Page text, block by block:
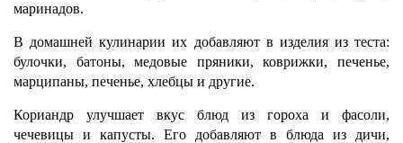
маринадов.
В домашней кулинарии их добавляют в изделия из теста:
булочки, батоны, медовые пряники, коврижки, печенье,
марципаны, печенье, хлебцы и другие.
Кориандр улучшает вкус блюд из гороха и фасоли,
чечевицы и капусты. Его добавляют в блюда из дичи,